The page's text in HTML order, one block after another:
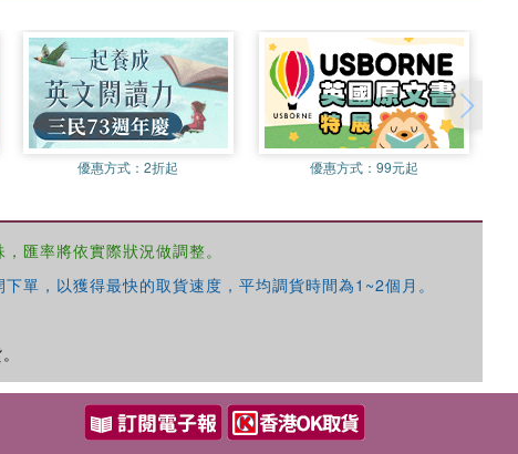
優惠方式：2折起 優惠方式：99元起
匯率將依實際狀況做調整。
單，以獲得最快的取貨速度，平均調貨時間為1~2個月。